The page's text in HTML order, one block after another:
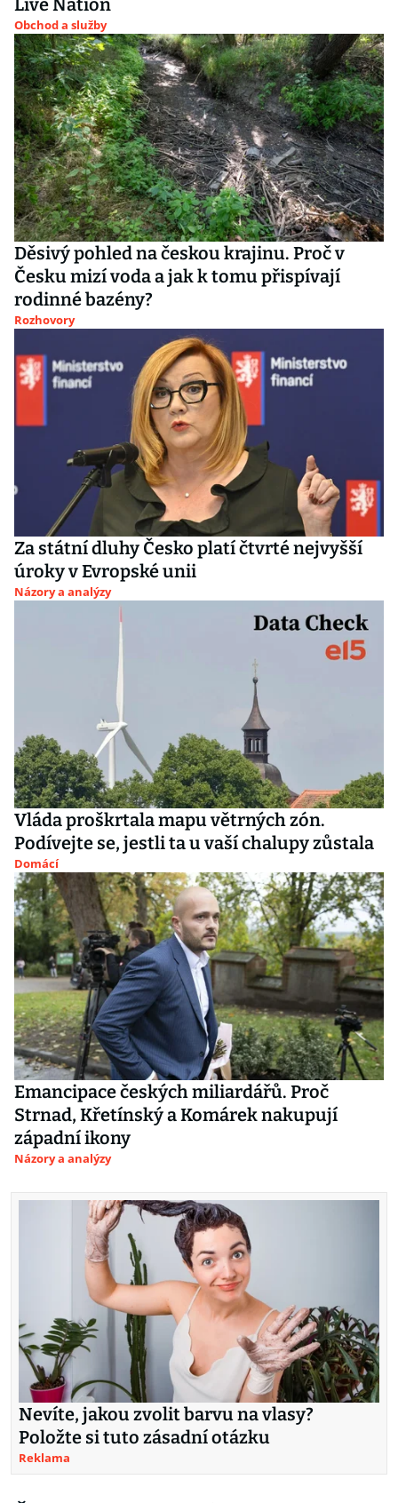
Live Nation
Obchod a služby
Děsivý pohled na českou krajinu. Proč v
Česku mizí voda a jak k tomu přispívají
rodinné bazény?
Rozhovory
Za státní dluhy Česko platí čtvrté nejvyšší
úroky v Evropské unii
Názory a analýzy
Vláda proškrtala mapu větrných zón.
Podívejte se, jestli ta u vaší chalupy zůstala
Domácí
Emancipace českých miliardářů. Proč
Strnad, Křetínský a Komárek nakupují
západní ikony
Názory a analýzy
Nevíte, jakou zvolit barvu na vlasy?
Položte si tuto zásadní otázku
Reklama